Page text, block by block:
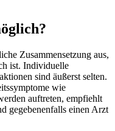
Zusammensetzung aus,
ist. Individuelle
sind äußerst selten.
wie
auftreten, empfiehlt
gegebenenfalls einen Arzt